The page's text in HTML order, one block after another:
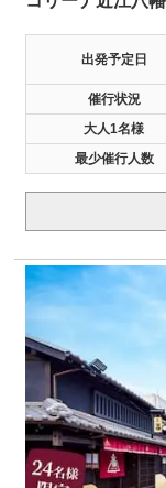
出発予定日
催行状況
大人1名様
最少催行人数